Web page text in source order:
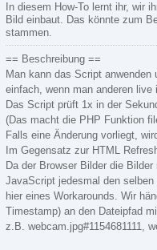
In diesem How-To lernt ihr, wir
Bild einbaut. Das könnte zum
stammen.
== Beschreibung ==
Man kann das Script
einfach, wenn man anderen live
Das Script prüft 1x in der
(Das macht die PHP Funktion
Falls eine Änderung vorliegt,
Im Gegensatz zur HTML
Da der Browser Bilder die
JavaScript jedesmal den
hier eines Workarounds. Wir
Timestamp) an den Dateipfad
z.B. webcam.jpg#1154681111,